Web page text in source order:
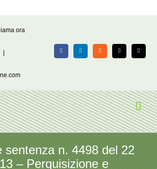
ora
FacebookLinkedIn Rss X Email
sentenza n. 4498 del 22
– Perquisizione e